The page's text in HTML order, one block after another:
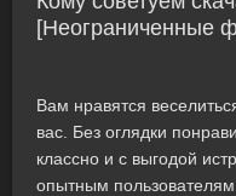
[Неограниченные
Вам нравятся
вас. Без оглядки
классно и с выгодой
опытным пользователям.